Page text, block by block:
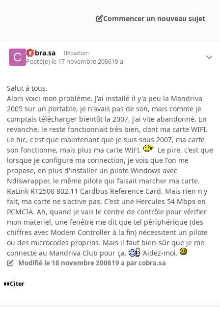
Commencer un nouveau sujet
Cobra.sa INpactien
Posté(e) le 17 novembre 200619 a
Salut à tous.
Alors voici mon problème. J'ai installé il y'a peu la Mandriva
2005 sur un portable, je n'avais pas de son, mais comme je
comptais télécharger bientôt la 2007, j'ai vite abandonné. En
revanche, le reste fonctionnait très bien, dont ma carte WIFI.
Le hic, c'est que maintenant que je suis sous 2007, ma carte
son fonctionne, mais plus ma carte WIFI.
Le pire, c'est que
lorsque je configure ma connection, je vois que l'on me
propose, en plus d'installer un pilote Windows avec
Ndiswrapper, le même pilote qui faisait marcher ma carte.
RaLink RT2500 802.11 Cardbus Reference Card. Mais rien n'y
fait, ma carte ne s'active pas. C'est une Hercules 54 Mbps en
PCMCIA. Ah, quand je vais le centre de contrôle pour vérifier
mon materiel, une fenêtre me dit que tel périphérique (des
chiffres avec Modem Controller à la fin) nécessitent un pilote
ou des microcodes proprios. Mais il faut bien-sûr que je me
connecte au Mandriva Club pour ça.
Aidez-moi.
Modifié le 18 novembre 200619 a par cobra.sa
Citer